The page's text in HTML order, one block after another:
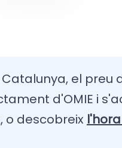
el preu
d'OMIE i
o descobreix